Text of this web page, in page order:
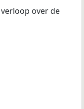
over de